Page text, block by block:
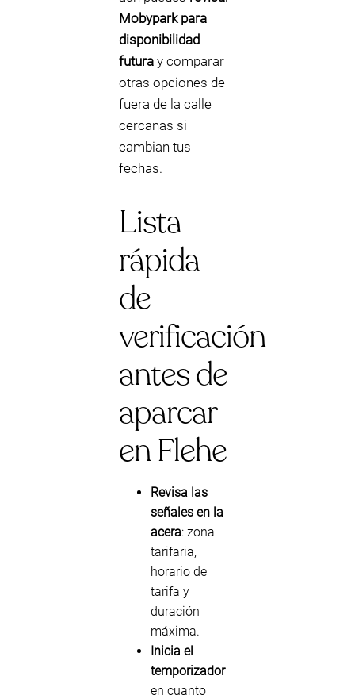
Mobypark para
disponibilidad
futura y comparar
otras opciones de
fuera de la calle
cercanas si
cambian tus
fechas.
Lista
rápida
de
verificación
antes de
aparcar
en Flehe
Revisa las
señales en la
acera: zona
tarifaria,
horario de
tarifa y
duración
máxima.
Inicia el
temporizador
en cuanto